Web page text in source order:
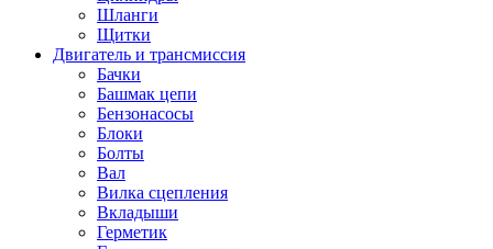
Шланги
Щитки
Двигатель и трансмиссия
Бачки
Башмак цепи
Бензонасосы
Блоки
Болты
Вал
Вилка сцепления
Вкладыши
Герметик